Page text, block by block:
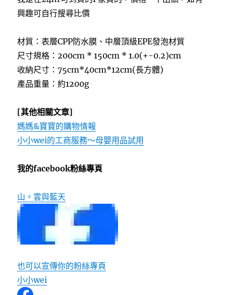
興趣可自行搜尋比價
材質：表層CPP防水膜、中層頂級EPE發泡材質
尺寸規格：200cm * 150cm * 1.0(+-0.2)cm
收納尺寸：75cm*40cm*12cm(長方體)
產品重量：約1200g
[其他相關文章]
媽媽&寶寶的購物情報
小小wei的工商服務～母嬰用品試用
我的facebook粉絲專頁
山。雲與藍天
也可以宣傳你的粉絲專頁
小小wei